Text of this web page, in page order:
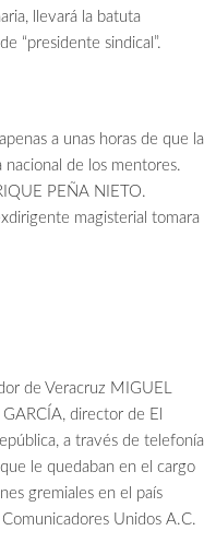
llevará la batuta
“presidente sindical”.
a unas horas de que la
de los mentores.
PEÑA NIETO.
magisterial tomara
de Veracruz MIGUEL
director de El
a través de telefonía
le quedaban en el cargo
gremiales en el país
Unidos A.C.